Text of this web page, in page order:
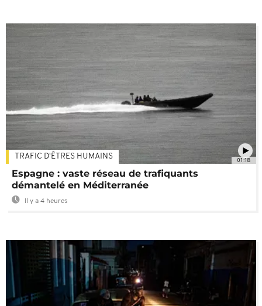
01:18
TRAFIC D'ÊTRES HUMAINS
Espagne : vaste réseau de trafiquants
démantelé en Méditerranée
Il y a 4 heures